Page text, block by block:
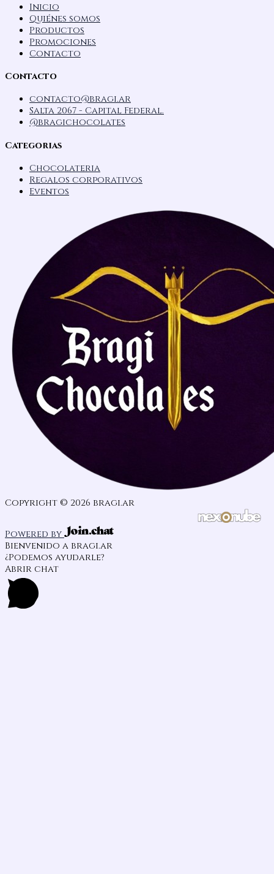
Inicio
Quiénes somos
Productos
Promociones
Contacto
Contacto
contacto@bragi.ar
Salta 2067 - Capital Federal.
@bragichocolates
Categorias
Chocolateria
Regalos corporativos
Eventos
Copyright © 2026 bragi.ar
Powered by
Bienvenido a bragi.ar
¿Podemos ayudarle?
Abrir chat